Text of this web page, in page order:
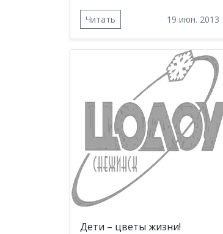
Читать 19 июн. 2013
Дети – цветы жизни!